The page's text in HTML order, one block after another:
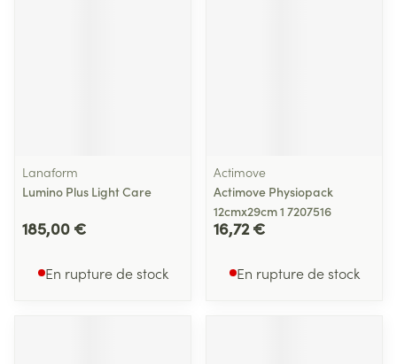
Lanaform
Lumino Plus Light Care
185,00 €
En rupture de stock
Actimove
Actimove Physiopack
12cmx29cm 1 7207516
16,72 €
En rupture de stock